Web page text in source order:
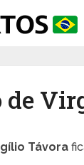
de
Távora